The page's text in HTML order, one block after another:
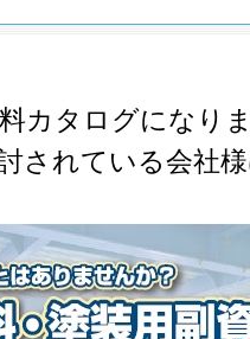
カタログになり
されている会社